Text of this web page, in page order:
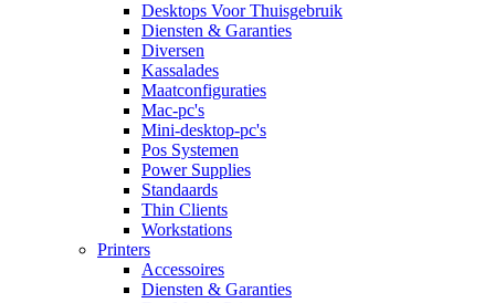
Desktops Voor Thuisgebruik
Diensten & Garanties
Diversen
Kassalades
Maatconfiguraties
Mac-pc's
Mini-desktop-pc's
Pos Systemen
Power Supplies
Standaards
Thin Clients
Workstations
Printers
Accessoires
Diensten & Garanties